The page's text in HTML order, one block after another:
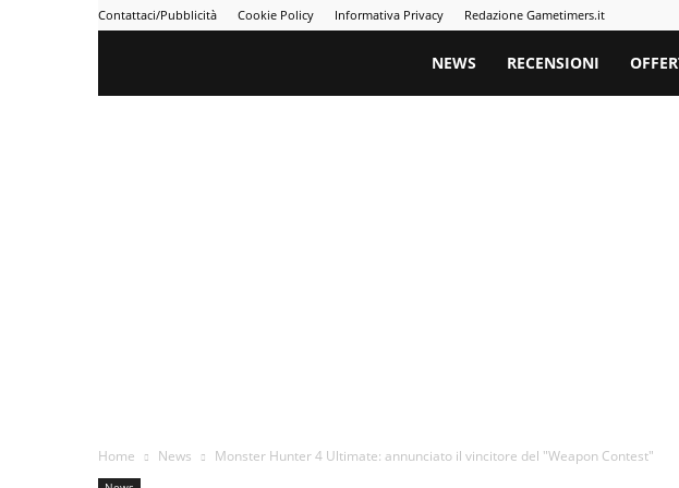
Contattaci/Pubblicità Cookie Policy Informativa Privacy Redazione Gametimers.it
Gametimers
NEWS RECENSIONI
Home News Monster Hunter 4 Ultimate: annunciato il vincitore del "Weapon Contest"